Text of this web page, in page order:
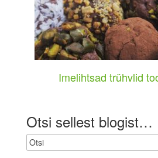
Imelihtsad trühvlid
Otsi sellest blogist…